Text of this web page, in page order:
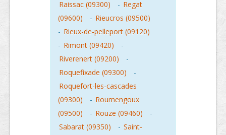
Raissac (09300)
- Regat
(09600)
- Rieucros (09500)
- Rieux-de-pelleport (09120)
- Rimont (09420)
-
Riverenert (09200)
-
Roquefixade (09300)
-
Roquefort-les-cascades
(09300)
- Roumengoux
(09500)
- Rouze (09460)
-
Sabarat (09350)
- Saint-